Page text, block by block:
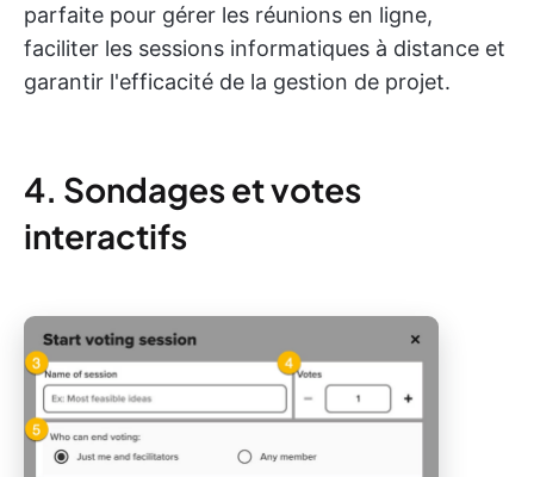
parfaite pour gérer les réunions en ligne,
faciliter les sessions informatiques à distance et
garantir l'efficacité de la gestion de projet.
4. Sondages et votes
interactifs